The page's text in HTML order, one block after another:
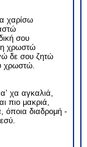
χαρίσω
σου
χρωστώ
δε σου ζητώ
χρωστώ.
χα αγκαλιά,
πιο μακριά,
όποια διαδρομή -